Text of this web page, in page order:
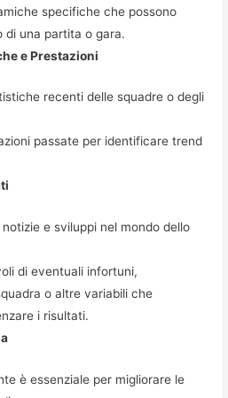
specifiche che possono
di una partita o gara.
e Prestazioni
recenti delle squadre o degli
passate per identificare trend
e sviluppi nel mondo dello
di eventuali infortuni,
o altre variabili che
i risultati.
è essenziale per migliorare le